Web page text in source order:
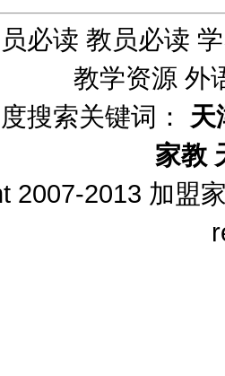
必读 教员必读
教学资源 外
搜索关键词： 天
家教
2007-2013 加盟